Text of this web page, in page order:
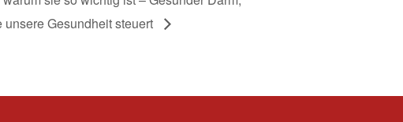
Gesundheit steuert